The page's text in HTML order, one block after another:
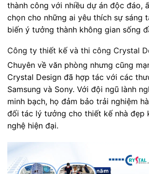
thành công với nhiều dự án độc đáo,
chọn cho những ai yêu thích sự sáng
biến ý tưởng thành không gian sống
Công ty thiết kế và thi công Crystal
Chuyên về văn phòng nhưng cũng
Crystal Design đã hợp tác với các
Samsung và Sony. Với đội ngũ lành
minh bạch, họ đảm bảo trải nghiệm
đối tác lý tưởng cho thiết kế nhà đẹp
nghệ hiện đại.